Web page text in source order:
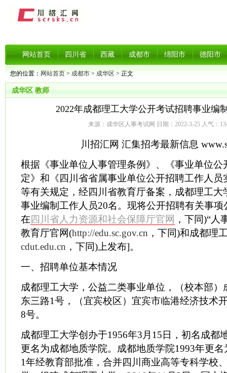
网站首页 四川省 西藏 成都市 绵阳市 德阳市
您的位置： 网站首页 > 成都市 > 成华区 > 正文
成华区 教师
2022年成都理工大学公开考试招聘事业编
来源：成华区人事考试网 日期：2022-3-25 人气：
川招汇网 汇集招考最新信息
根据《事业单位人事管理条例》、《事业单位公
定》和《四川省省属事业单位公开招聘工作人员
等有关规定，经四川省教育厅备案，成都理工大
事业编制工作人员20名。现将公开招聘有关事
在四川省人力资源和社会保障厅官网 ，下同)“人
教育厅官网(http://edu.sc.gov.cn ，下同)和成都理
cdut.edu.cn ，下同)上发布]。
一、招聘单位基本情况
成都理工大学，公益二类事业单位，（校本部
东三路1号，（宜宾校区）宜宾市临港经济技术
8号。
成都理工大学创办于1956年3月15日，初名成都
更名为成都地质学院。成都地质学院1993年更
1年经教育部批准，合并四川商业高等专科学校